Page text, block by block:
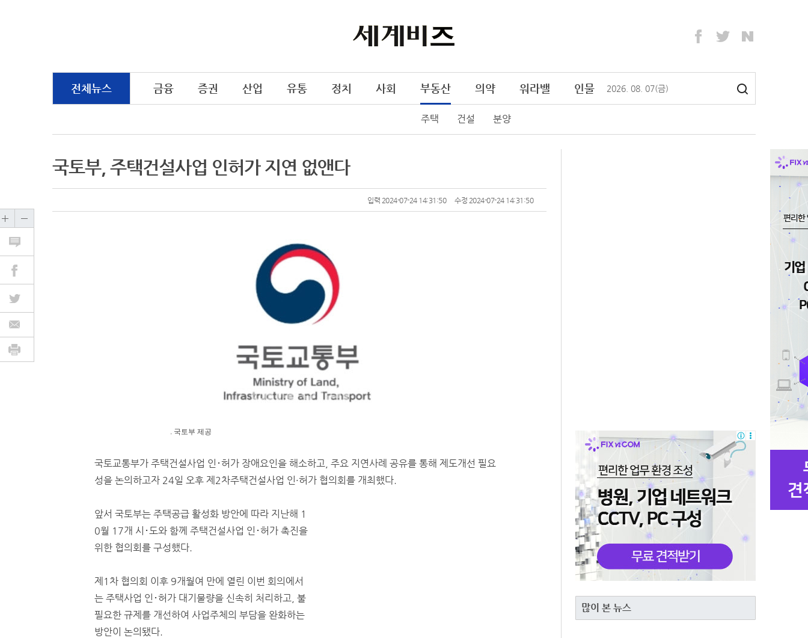
전체뉴스 금융 증권 산업 유통 정치 사회 부동산
주택 건설 분양
의약 워라밸 인물 2026 08 07(금)
국토부, 주택건설사업 인허가 지연 없앤다
입력 2024-07-24 14:31:50 수정 2024-07-24 14:31:50
. 국토부 제공
국토교통부가 주택건설사업 인･허가 장애요인을 해소하고, 주요 지연사례 공유를 통해 제도개선 필요
성을 논의하고자 24일 오후 제2차주택건설사업 인·허가 협의회를 개최했다.
앞서 국토부는 주택공급 활성화 방안에 따라 지난해 1
0월 17개 시･도와 함께 주택건설사업 인･허가 촉진을
위한 협의회를 구성했다.
제1차 협의회 이후 9개월여 만에 열린 이번 회의에서
는 주택사업 인･허가 대기물량을 신속히 처리하고, 불
필요한 규제를 개선하여 사업주체의 부담을 완화하는
방안이 논의됐다.
많이 본 뉴스